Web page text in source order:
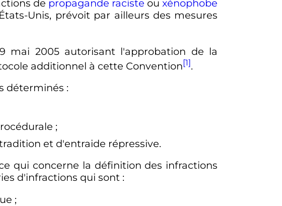
de propagande raciste ou xénophobe
Unis, prévoit par ailleurs des mesures
mai 2005autorisant l'approbation de la
additionnel à cette Convention[1].
déterminés :
;
et d'entraide répressive.
qui concerne la définition des infractions
d'infractions qui sont :
;